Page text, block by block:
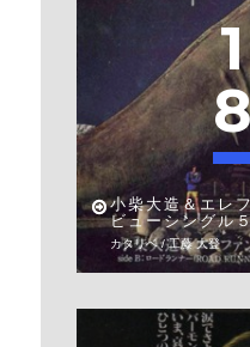
1
小柴大造＆エレ
ビューシングル
カタリベ / 工藤 大登